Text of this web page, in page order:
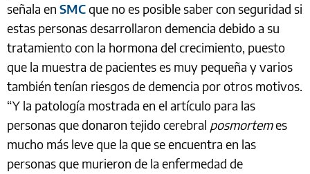
señala en SMCque no es posible saber con seguridad si
estas personas desarrollaron demencia debido a su
tratamiento con la hormona del crecimiento, puesto
que la muestra de pacientes es muy pequeña y varios
también tenían riesgos de demencia por otros motivos.
“Y la patología mostrada en el artículo para las
personas que donaron tejido cerebral posmortemes
mucho más leve que la que se encuentra en las
personas que murieron de la enfermedad de